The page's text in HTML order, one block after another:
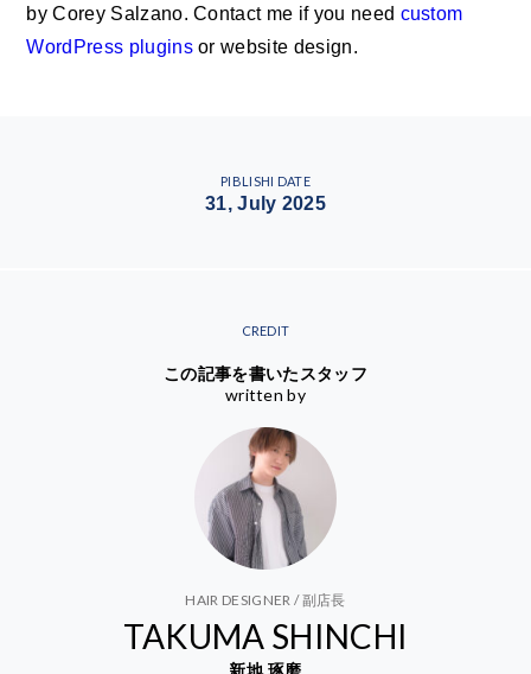
by Corey Salzano. Contact me if you need custom
WordPress pluginsor website design.
PIBLISHI DATE
31, July 2025
CREDIT
この記事を書いたスタッフ
written by
HAIR DESIGNER / 副店長
TAKUMA SHINCHI
新地 琢磨